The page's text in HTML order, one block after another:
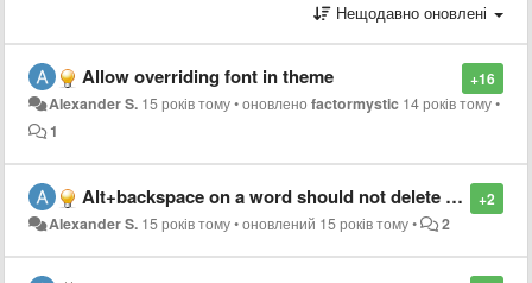
Нещодавно оновлені
+16
Allow overriding font in theme
Alexander S. 15 років тому•оновленоfactormystic 14 років тому•
1
+2
Alt+backspace on a word should not delete whitespace
Alexander S. 15 років тому•оновлений 15 років тому• 2